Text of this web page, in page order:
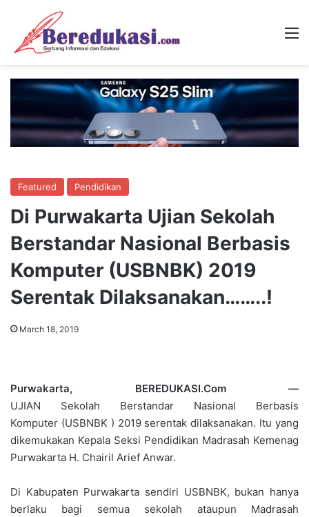
Featured Pendidikan
Di Purwakarta Ujian Sekolah
Berstandar Nasional Berbasis
Komputer (USBNBK) 2019
Serentak Dilaksanakan……..!
March 18, 2019
Purwakarta, BEREDUKASI.Com —
UJIAN Sekolah Berstandar Nasional Berbasis
Komputer (USBNBK ) 2019 serentak dilaksanakan. Itu yang
dikemukakan Kepala Seksi Pendidikan Madrasah Kemenag
Purwakarta H. Chairil Arief Anwar.
Di Kabupaten Purwakarta sendiri USBNBK, bukan hanya
berlaku bagi semua sekolah ataupun Madrasah